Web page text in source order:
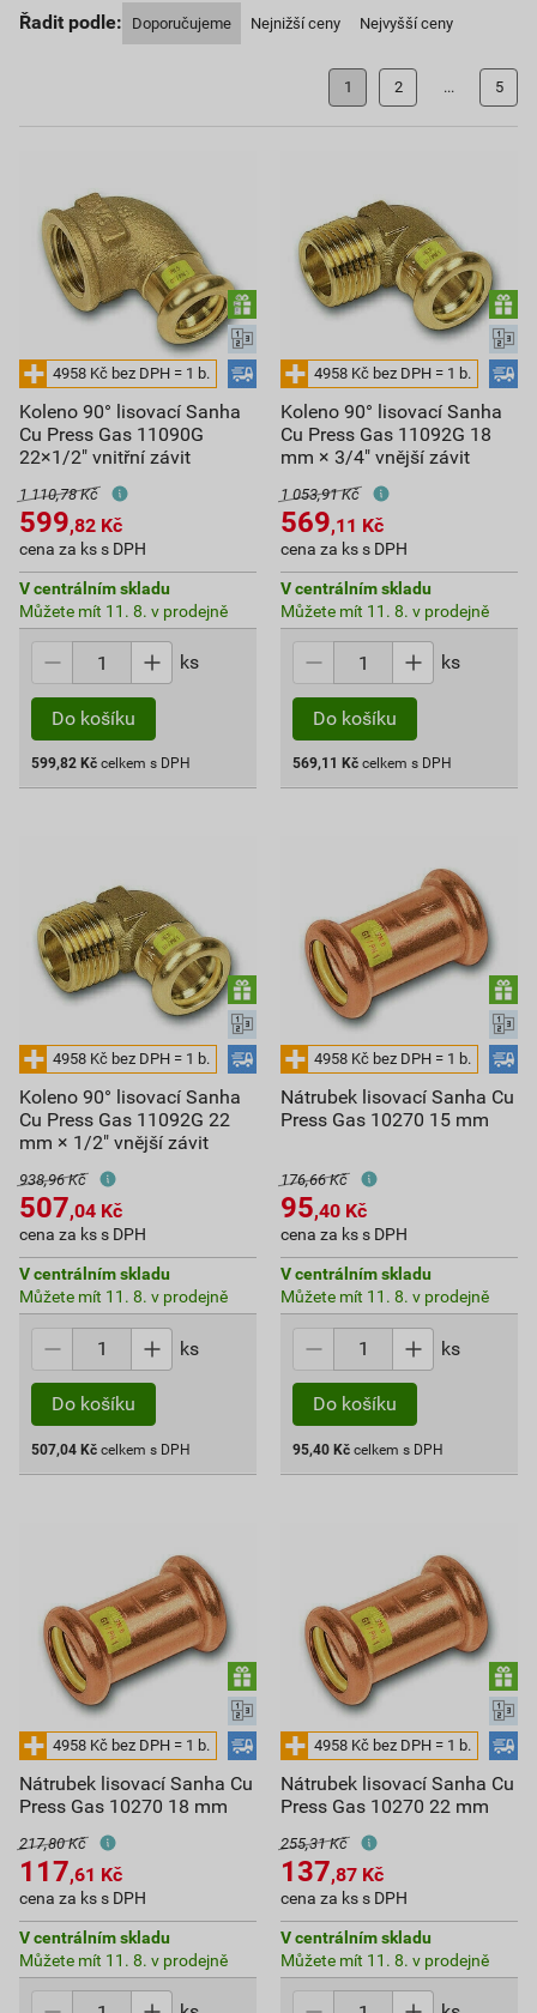
Řadit podle: Doporučujeme Nejnižší ceny Nejvyšší ceny
1 2 ... 5
Koleno 90° lisovací Sanha
Cu Press Gas 11090G
22×1/2" vnitřní závit
1 110,78 Kč
599,82 Kč
cena za ks s DPH
V centrálním skladu
Můžete mít 11. 8. v prodejně
ks
Do košíku
599,82 Kč celkem s DPH
Koleno 90° lisovací Sanha
Cu Press Gas 11092G 18
mm × 3/4" vnější závit
1 053,91 Kč
569,11 Kč
cena za ks s DPH
V centrálním skladu
Můžete mít 11. 8. v prodejně
ks
Do košíku
569,11 Kč celkem s DPH
Koleno 90° lisovací Sanha
Cu Press Gas 11092G 22
mm × 1/2" vnější závit
938,96 Kč
507,04 Kč
cena za ks s DPH
V centrálním skladu
Můžete mít 11. 8. v prodejně
ks
Do košíku
507,04 Kč celkem s DPH
Nátrubek lisovací Sanha Cu
Press Gas 10270 15 mm
176,66 Kč
95,40 Kč
cena za ks s DPH
V centrálním skladu
Můžete mít 11. 8. v prodejně
ks
Do košíku
95,40 Kč celkem s DPH
Nátrubek lisovací Sanha Cu
Press Gas 10270 18 mm
217,80 Kč
117,61 Kč
cena za ks s DPH
V centrálním skladu
Můžete mít 11. 8. v prodejně
Nátrubek lisovací Sanha Cu
Press Gas 10270 22 mm
255,31 Kč
137,87 Kč
cena za ks s DPH
V centrálním skladu
Můžete mít 11. 8. v prodejně